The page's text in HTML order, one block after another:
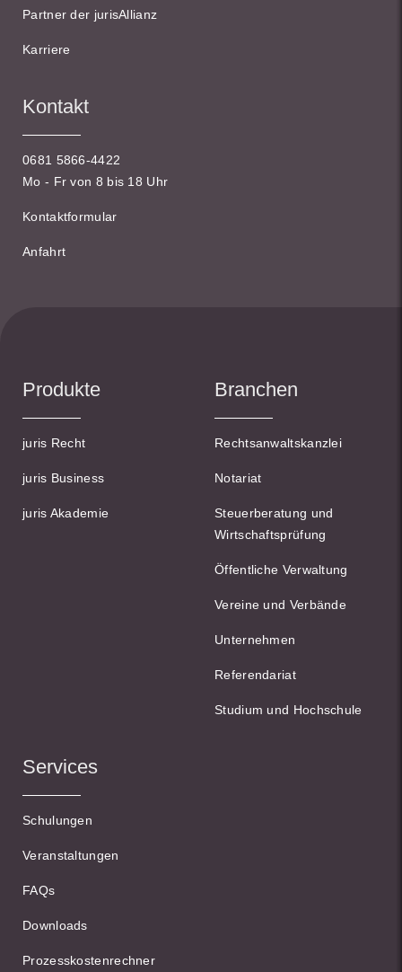
Partner der jurisAllianz
Karriere
Kontakt
0681 5866-4422
Mo - Fr von 8 bis 18 Uhr
Kontaktformular
Anfahrt
Produkte
juris Recht
juris Business
juris Akademie
Branchen
Rechtsanwaltskanzlei
Notariat
Steuerberatung und
Wirtschaftsprüfung
Öffentliche Verwaltung
Vereine und Verbände
Unternehmen
Referendariat
Studium und Hochschule
Services
Schulungen
Veranstaltungen
FAQs
Downloads
Prozesskostenrechner